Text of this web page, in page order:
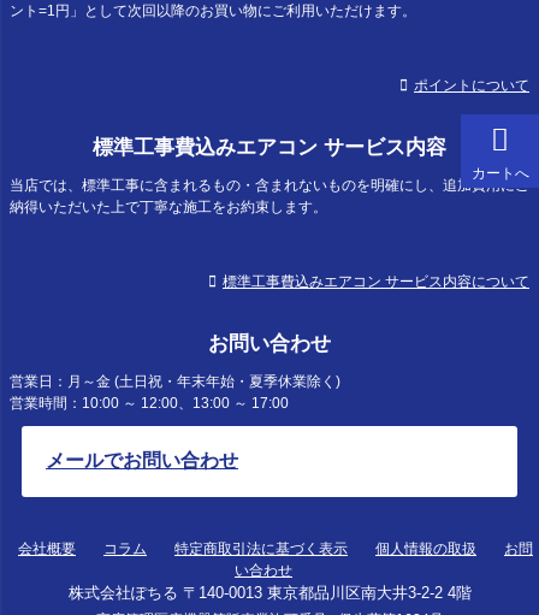
カートへ
ント=1円」として次回以降のお買い物にご利用いただけます。
ポイントについて
標準工事費込みエアコン サービス内容
当店では、標準工事に含まれるもの・含まれないものを明確にし、追加費用にご
納得いただいた上で丁寧な施工をお約束します。
標準工事費込みエアコン サービス内容について
お問い合わせ
営業日：月～金 (土日祝・年末年始・夏季休業除く)
営業時間：10:00 ～ 12:00、13:00 ～ 17:00
メールでお問い合わせ
会社概要 コラム 特定商取引法に基づく表示 個人情報の取扱
お問
い合わせ
株式会社ぽちる 〒140-0013 東京都品川区南大井3-2-2 4階